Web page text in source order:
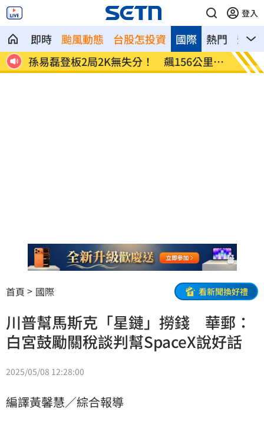
登入
即時 颱風動態 台股怎投資 熱門 影音
國際
孫易磊登板2局2K無失分！ 飆156公里火
球
直擊
嗨翻
首頁 國際 看新聞換好禮
川普幫馬斯克「星鏈」撈錢 華郵：
白宮鼓勵關稅談判幫SpaceX說好話
2025/05/08 12:28:00
編譯黃馨慧／綜合報導